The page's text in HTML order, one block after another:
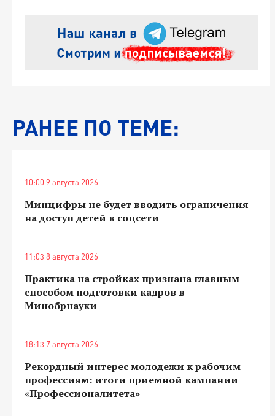
РАНЕЕ ПО ТЕМЕ:
10:00 9 августа 2026
Минцифры не будет вводить ограничения
на доступ детей в соцсети
11:03 8 августа 2026
Практика на стройках признана главным
способом подготовки кадров в
Минобрнауки
18:13 7 августа 2026
Рекордный интерес молодежи к рабочим
профессиям: итоги приемной кампании
«Профессионалитета»